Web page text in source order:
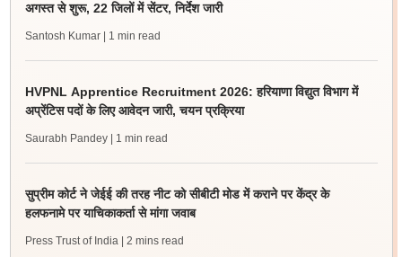
अगस्त से शुरू, 22 जिलों में सेंटर, निर्देश जारी
Santosh Kumar | 1 min read
HVPNL Apprentice Recruitment 2026: हरियाणा विद्युत विभाग में
अप्रेंटिस पदों के लिए आवेदन जारी, चयन प्रक्रिया
Saurabh Pandey | 1 min read
सुप्रीम कोर्ट ने जेईई की तरह नीट को सीबीटी मोड में कराने पर केंद्र के
हलफनामे पर याचिकाकर्ता से मांगा जवाब
Press Trust of India | 2 mins read